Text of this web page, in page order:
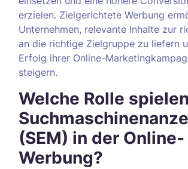
erzielen. Zielgerichtete Werbung
Unternehmen, relevante Inhalte zur
an die richtige Zielgruppe zu liefern
Erfolg ihrer Online-
steigern.
Welche Rolle spielen
(SEM) in der Online-
Werbung?